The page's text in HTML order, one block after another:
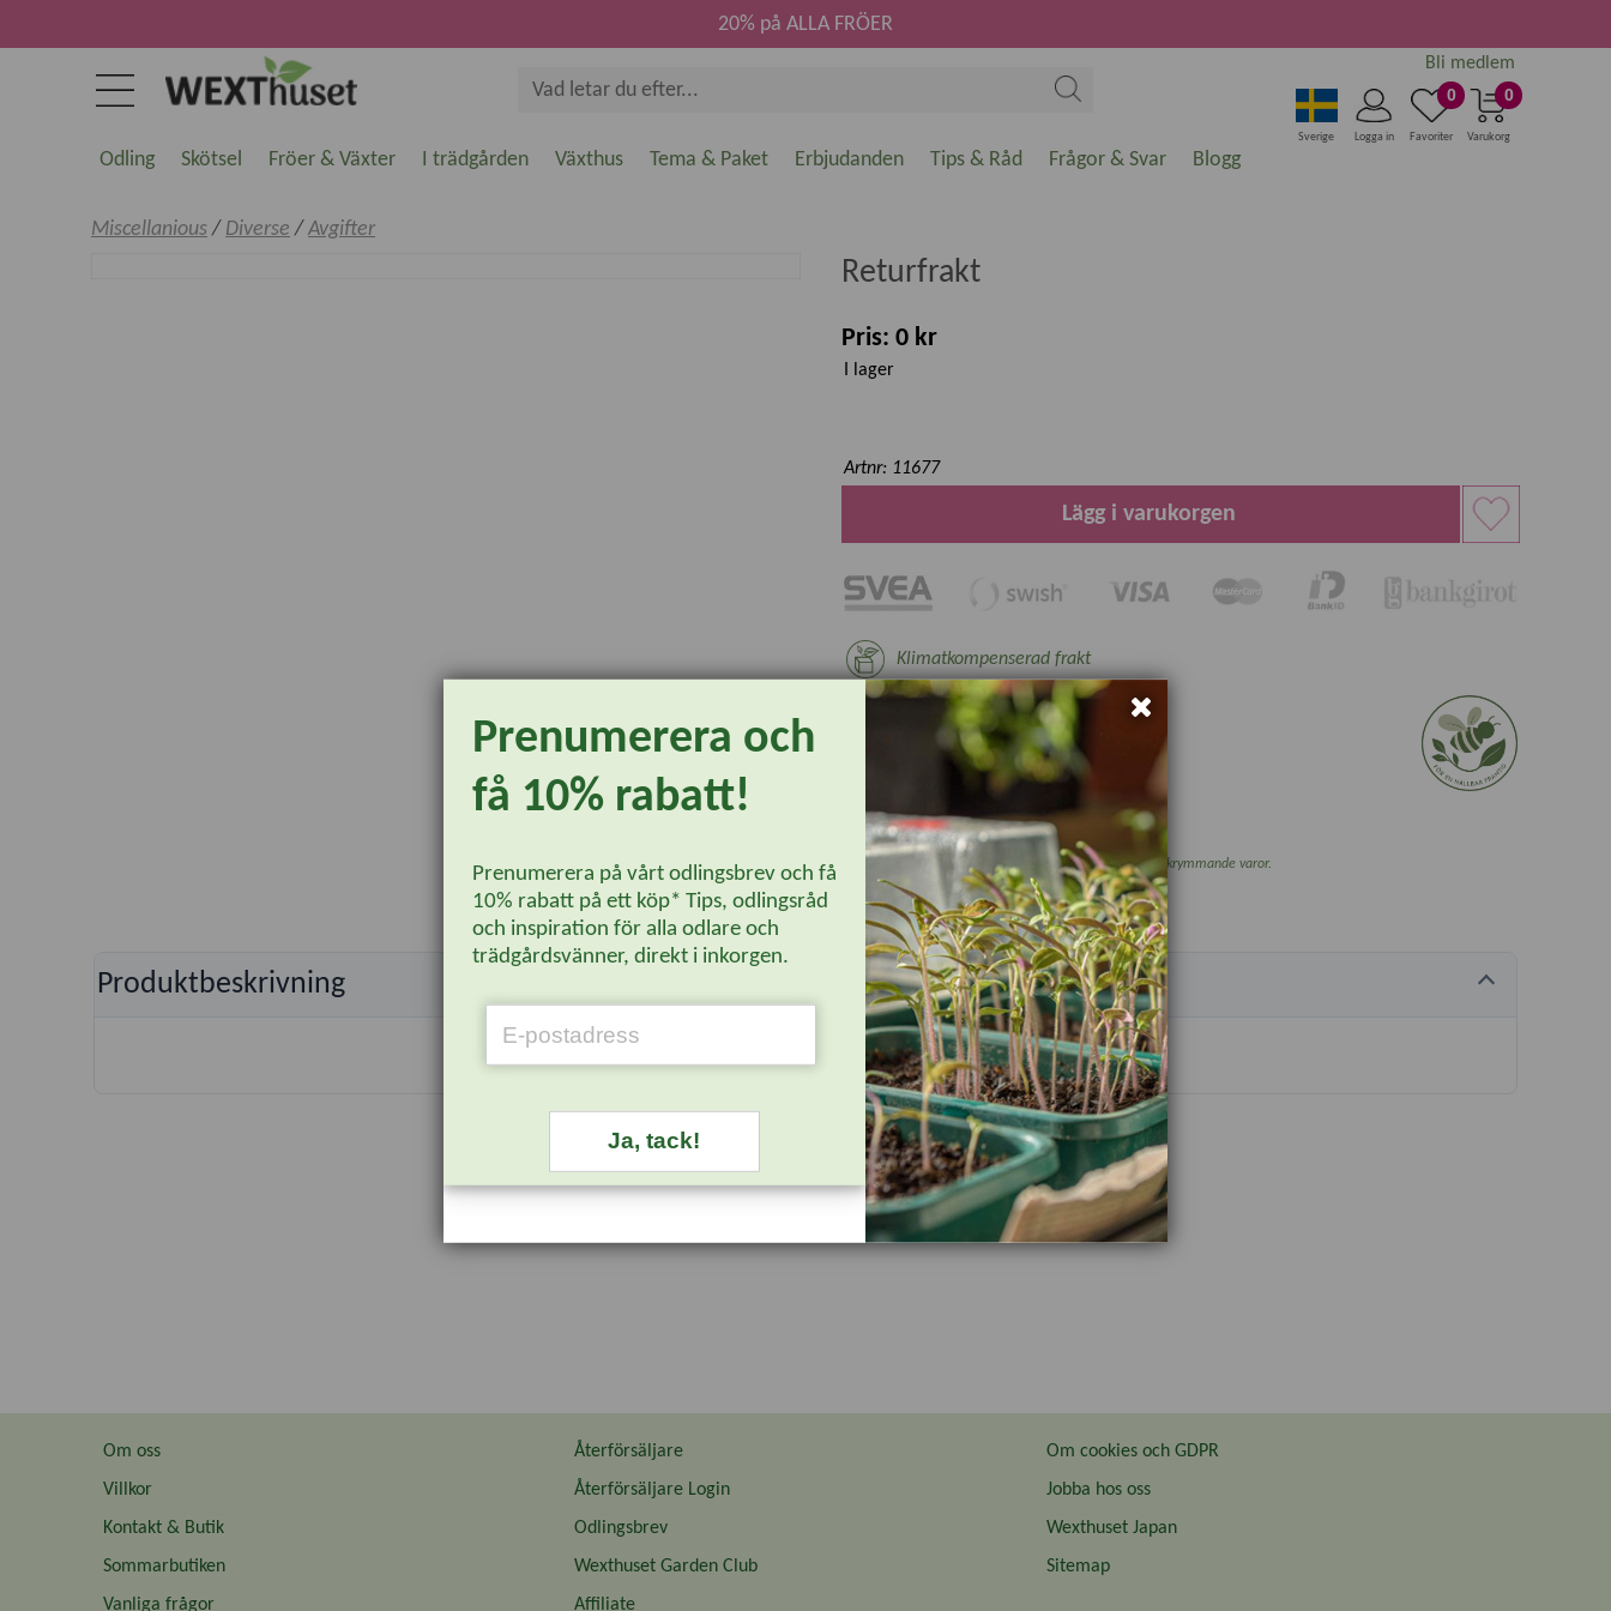
0
Varukorg
0
Favoriter
Logga in
Sverige
Bli medlem
20% på ALLA FRÖER
Odling Skötsel Fröer & Växter I trädgården Växthus Tema & Paket Erbjudanden Tips & Råd Frågor & Svar Blogg
Miscellanious/ Diverse / Avgifter
Returfrakt
Pris: 0 kr
I lager
Artnr: 11677
Lägg i varukorgen
Klimatkompenserad frakt
Fri frakt över 690 kr**
14 dagars returrätt*
* Ej växter, nyttodjur och beställningsvara, se villkor.
** Gäller ej växthus, plantskoleväxter och vissa övriga skrymmande varor.
Produktbeskrivning
Om oss
Villkor
Kontakt & Butik
Sommarbutiken
Vanliga frågor
Återförsäljare
Återförsäljare Login
Odlingsbrev
Wexthuset Garden Club
Affiliate
Om cookies och GDPR
Jobba hos oss
Wexthuset Japan
Sitemap
Prenumerera och
få 10% rabatt!
Prenumerera på vårt odlingsbrev och få
10% rabatt på ett köp* Tips, odlingsråd
och inspiration för alla odlare och
trädgårdsvänner, direkt i inkorgen.
Ja, tack!